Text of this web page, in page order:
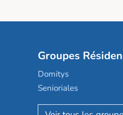
Groupes
Domitys
Senioriales
Nohée